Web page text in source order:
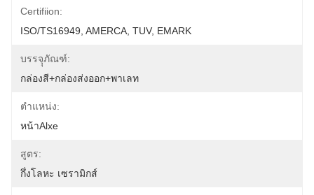
Certifiion:
ISO/TS16949, AMERCA, TUV, EMARK
บรรจุุภัณฑ์:
กล่องสี+กล่องส่งออก+พาเลท
ตำแหน่ง:
หน้าAlxe
สูตร:
กึ่งโลหะ เซรามิกส์